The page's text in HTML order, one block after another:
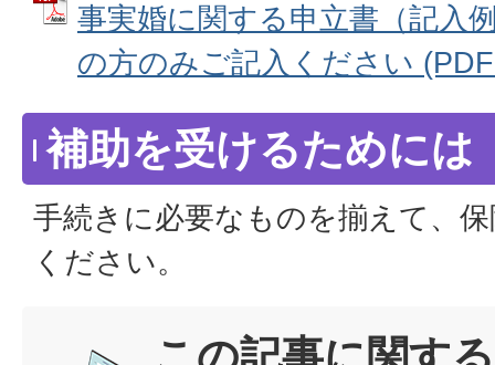
事実婚に関する申立書（記入
の方のみご記入ください
補助を受けるためには
手続きに必要なものを揃えて、
ください。